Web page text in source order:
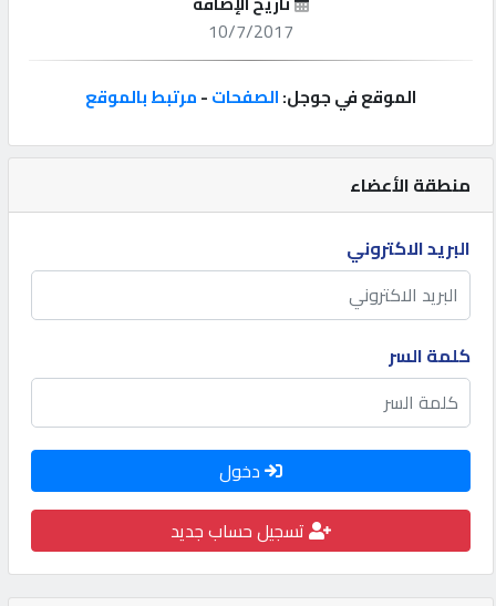
إعلانات
المنتدى
كيو
مزاد
كيو
نمبر
كيو
كيو
ماركت
منطقة الأعضاء
البريد الاكتروني
كلمة السر
دخول
تسجيل حساب جديد
10/7/2017
الموقع في جوجل:الصفحات-مرتبط بالموقع